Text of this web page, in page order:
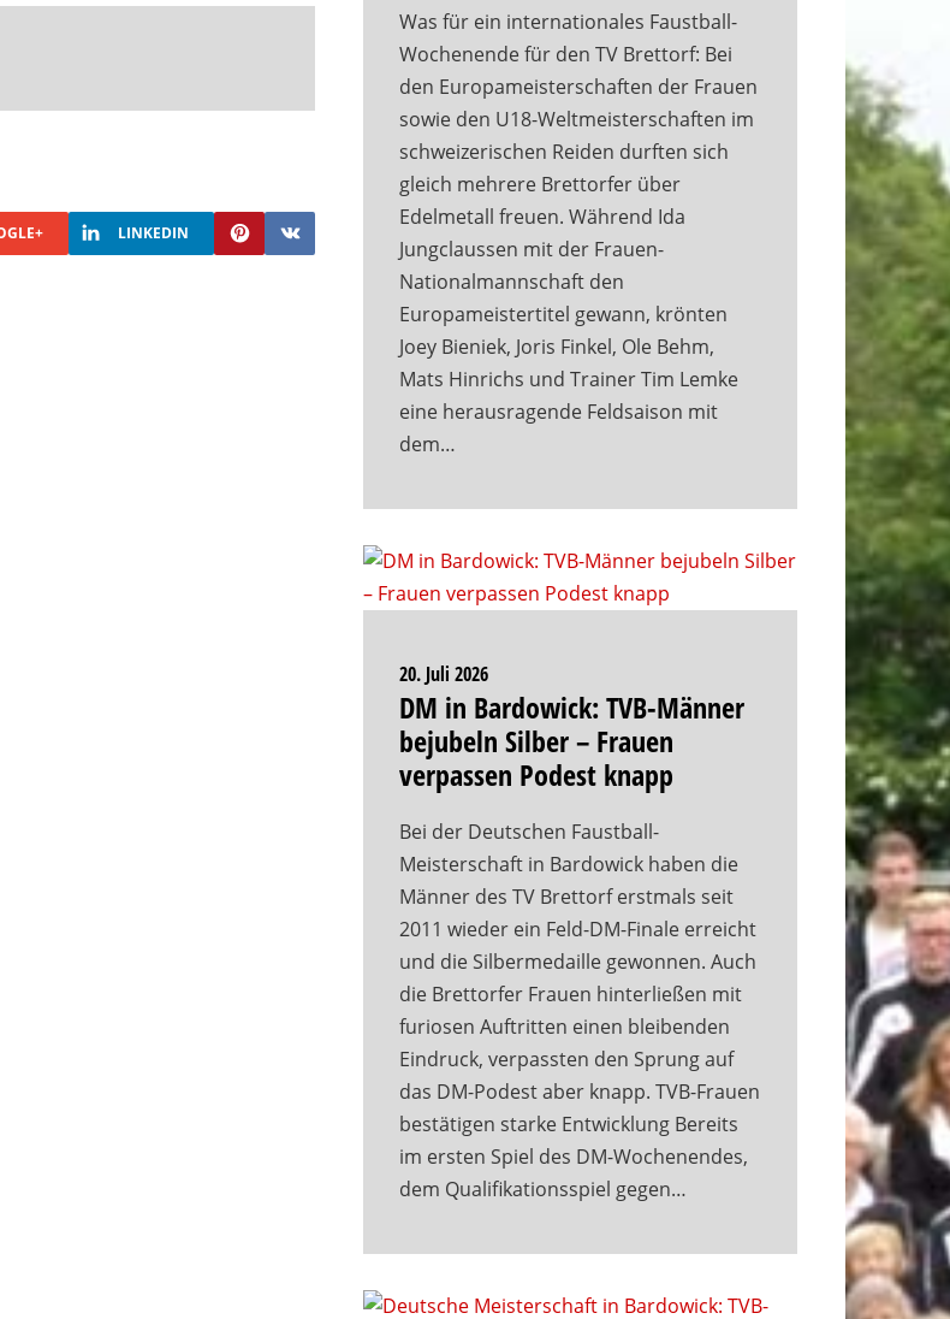
LINKEDIN
Was für ein internationales Faustball-
Wochenende für den TV Brettorf: Bei
den Europameisterschaften der Frauen
sowie den U18-Weltmeisterschaften im
schweizerischen Reiden durften sich
gleich mehrere Brettorfer über
Edelmetall freuen. Während Ida
Jungclaussen mit der Frauen-
Nationalmannschaft den
Europameistertitel gewann, krönten
Joey Bieniek, Joris Finkel, Ole Behm,
Mats Hinrichs und Trainer Tim Lemke
eine herausragende Feldsaison mit
dem…
20. Juli 2026
DM in Bardowick: TVB-Männer
bejubeln Silber – Frauen
verpassen Podest knapp
Bei der Deutschen Faustball-
Meisterschaft in Bardowick haben die
Männer des TV Brettorf erstmals seit
2011 wieder ein Feld-DM-Finale erreicht
und die Silbermedaille gewonnen. Auch
die Brettorfer Frauen hinterließen mit
furiosen Auftritten einen bleibenden
Eindruck, verpassten den Sprung auf
das DM-Podest aber knapp. TVB-Frauen
bestätigen starke Entwicklung Bereits
im ersten Spiel des DM-Wochenendes,
dem Qualifikationsspiel gegen…